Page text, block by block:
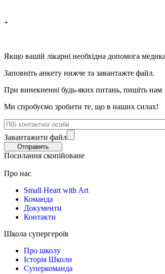
+
Якщо вашій лікарні необхідна допомога
Заповніть анкету нижче та завантажте файл.
При винекненні будь-яких питань, пишіть нам
Ми спробуємо зробити те, що в наших силах!
Завантажити файл
Посилання скопійоване
Про нас
Small Heart with Art
Команда
Документи
Контакти
Школа супергероїв
Про школу
Історія Школи
Суперкоманда